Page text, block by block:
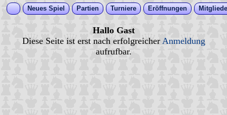
Neues Spiel Partien Turniere Eröffnungen
Hallo Gast
Diese Seite ist erst nach erfolgreicher Anmeldung
aufrufbar.